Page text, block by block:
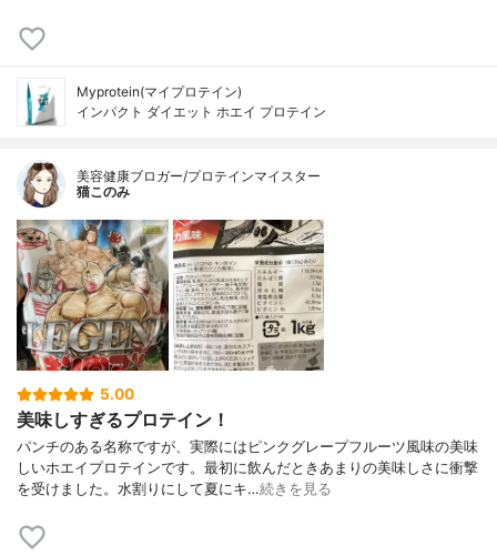
Myprotein(マイプロテイン)
インパクト ダイエット ホエイ プロテイン
美容健康ブロガー/プロテインマイスター
猫このみ
5.00
美味しすぎるプロテイン！
パンチのある名称ですが、実際にはピンクグレープフルーツ風味の美味
しいホエイプロテインです。最初に飲んだときあまりの美味しさに衝撃
を受けました。水割りにして夏にキ…続きを見る